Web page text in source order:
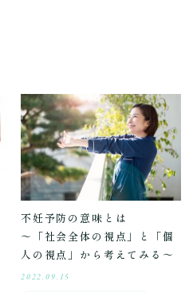
不妊予防の意味とは
～「社会全体の視点」と「個
人の視点」から考えてみる～
2022.09.15